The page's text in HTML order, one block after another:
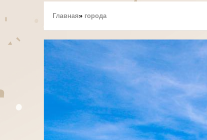
Строка
навигации
Главная города